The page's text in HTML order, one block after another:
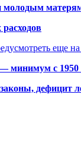
молодым
еще на
минимум с 1950
дефицит